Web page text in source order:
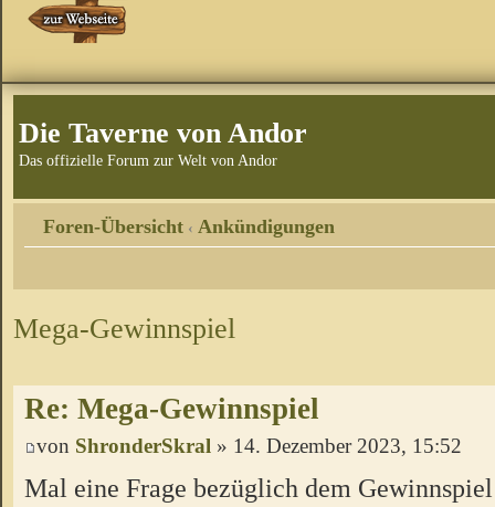
Die Taverne von Andor
Das offizielle Forum zur Welt von Andor
Foren-Übersicht ‹ Ankündigungen
Mega-Gewinnspiel
Re: Mega-Gewinnspiel
von ShronderSkral » 14. Dezember 2023, 15:52
Mal eine Frage bezüglich dem Gewinnspiel